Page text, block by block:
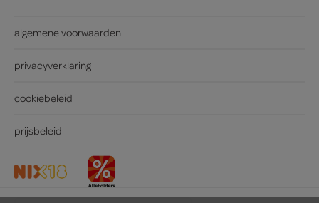
algemene voorwaarden
privacyverklaring
cookiebeleid
prijsbeleid